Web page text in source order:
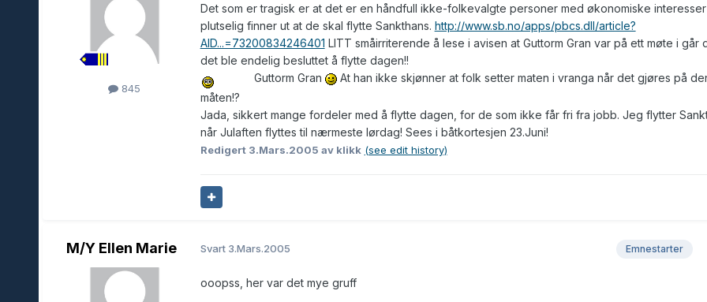
845
Det som er tragisk er at det er en håndfull ikke-folkevalgte personer med økonomiske interesser
plutselig finner ut at de skal flytte Sankthans. http://www.sb.no/apps/pbcs.dll/article?
AID...=73200834246401 LITT småirriterende å lese i avisen at Guttorm Gran var på ett møte i går
det ble endelig besluttet å flytte dagen!!
Guttorm Gran
At han ikke skjønner at folk setter maten i vranga når det gjøres på
måten!?
Jada, sikkert mange fordeler med å flytte dagen, for de som ikke får fri fra jobb. Jeg flytter
når Julaften flyttes til nærmeste lørdag! Sees i båtkortesjen 23.Juni!
Redigert 3.Mars.2005 av klikk (see edit history)
M/Y Ellen Marie Emnestarter
Svart 3.Mars.2005
ooopss, her var det mye gruff